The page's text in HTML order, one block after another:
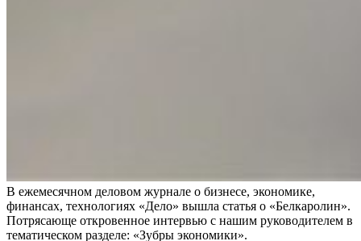
В ежемесячном деловом журнале о бизнесе, экономике,
финансах, технологиях «Дело» вышла статья о «Белкаролин».
Потрясающе откровенное интервью с нашим руководителем в
тематическом разделе: «Зубры экономики».